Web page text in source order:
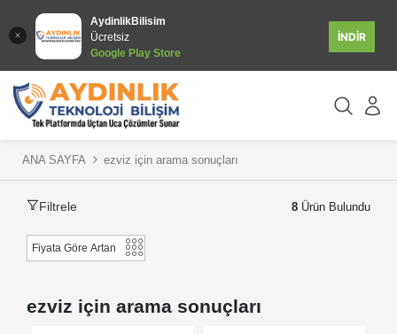
AydinlikBilisim
Ücretsiz
Google Play Store
İNDİR
ANA SAYFA ezviz için arama sonuçları
Filtrele 8 Ürün Bulundu
ezviz için arama sonuçları